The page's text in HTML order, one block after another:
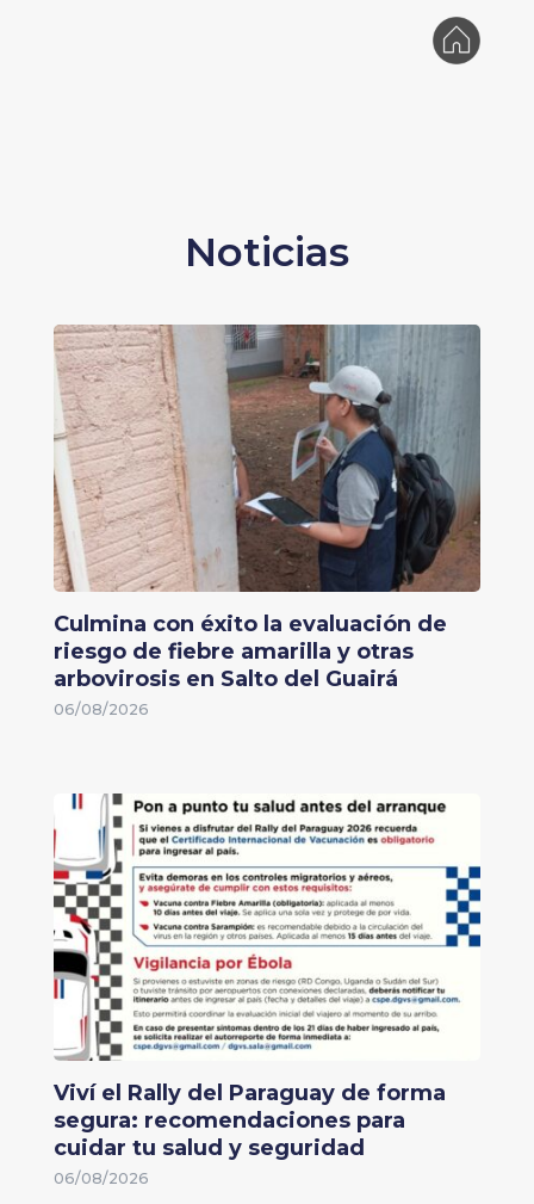
Noticias
Culmina con éxito la evaluación de
riesgo de fiebre amarilla y otras
arbovirosis en Salto del Guairá
06/08/2026
Viví el Rally del Paraguay de forma
segura: recomendaciones para
cuidar tu salud y seguridad
06/08/2026